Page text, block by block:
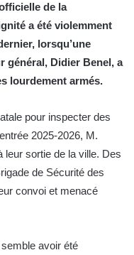
de la
a été violemment
lorsqu’une
général, Didier Benel, a
lourdement armés.
pour inspecter des
2025-2026, M.
leur sortie de la ville. Des
de Sécurité des
convoi et menacé
avoir été